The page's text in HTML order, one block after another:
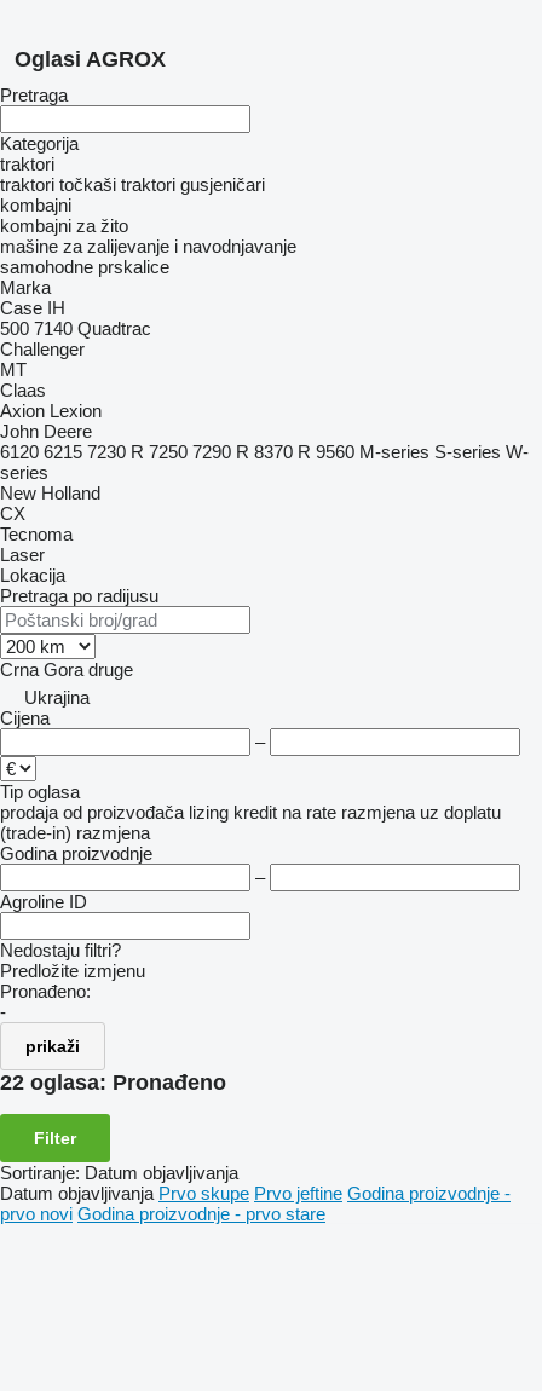
Oglasi AGROX
Pretraga
Kategorija
traktori
traktori točkaši traktori gusjeničari
kombajni
kombajni za žito
mašine za zaliјеvanje i navodnjavanje
samohodne prskalice
Marka
Case IH
500 7140 Quadtrac
Challenger
MT
Claas
Axion Lexion
John Deere
6120 6215 7230 R 7250 7290 R 8370 R 9560 M-series S-series W-
series
New Holland
CX
Tecnoma
Laser
Lokacija
Pretraga po radijusu
Crna Gora druge
Ukrajina
Cijena
–
Tip oglasa
prodaja od proizvođača lizing kredit na rate razmjena uz doplatu
(trade-in) razmjena
Godina proizvodnje
–
Agroline ID
Nedostaju filtri?
Predložite izmjenu
Pronađeno:
-
prikaži
22 oglasa: Pronađeno
Filter
Sortiranje: Datum objavljivanja
Datum objavljivanja Prvo skupe Prvo jeftine Godina proizvodnje -
prvo novi Godina proizvodnje - prvo stare